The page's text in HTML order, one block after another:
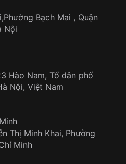
Bạch Mai , Quận
Nội
Hào Nam, Tổ dân phố
Nội, Việt Nam
Thị Minh Khai, Phường
Minh